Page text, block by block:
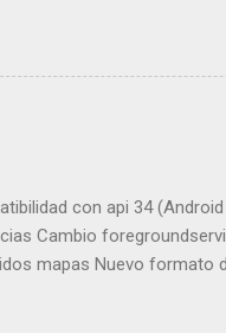
y disponible en
con api 34
Cambio
mapas Nuevo formato